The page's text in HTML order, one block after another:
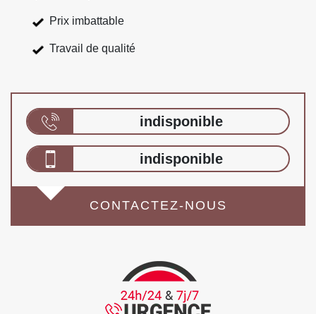
Prix imbattable
Travail de qualité
indisponible
indisponible
CONTACTEZ-NOUS